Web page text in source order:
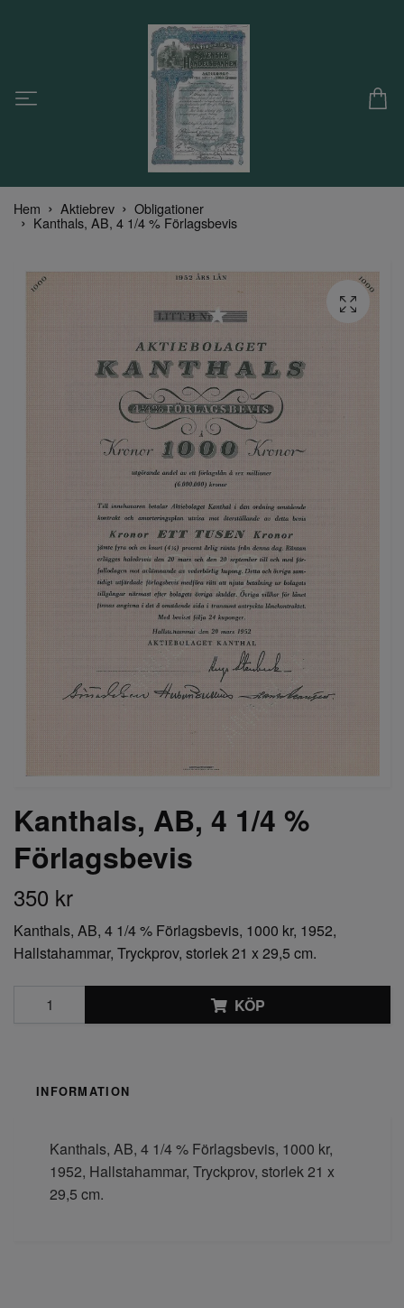
Hem Aktiebrev Obligationer
Kanthals, AB, 4 1/4 % Förlagsbevis
Kanthals, AB, 4 1/4 %
Förlagsbevis
350 kr
Kanthals, AB, 4 1/4 % Förlagsbevis, 1000 kr, 1952,
Hallstahammar, Tryckprov, storlek 21 x 29,5 cm.
KÖP
INFORMATION
Kanthals, AB, 4 1/4 % Förlagsbevis, 1000 kr,
1952, Hallstahammar, Tryckprov, storlek 21 x
29,5 cm.